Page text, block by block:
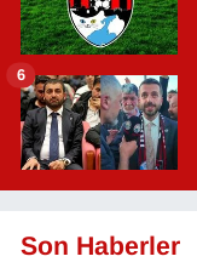
6
Son Haberler